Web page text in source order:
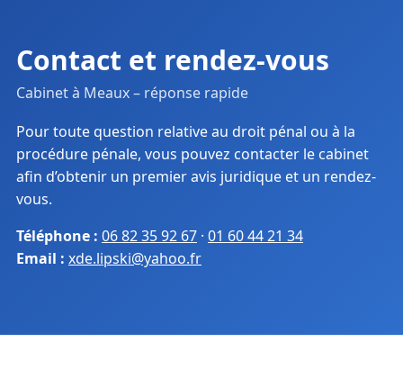
Contact et rendez-vous
Cabinet à Meaux – réponse rapide
Pour toute question relative au droit pénal ou à la
procédure pénale, vous pouvez contacter le cabinet
afin d’obtenir un premier avis juridique et un rendez-
vous.
Téléphone : 06 82 35 92 67 · 01 60 44 21 34
Email : xde.lipski@yahoo.fr